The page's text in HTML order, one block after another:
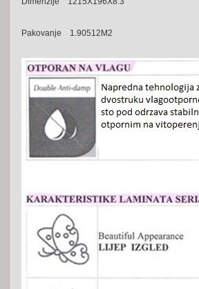
Pakovanje 1.90512M2